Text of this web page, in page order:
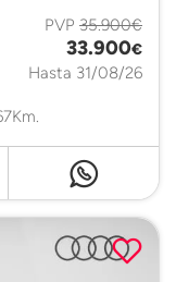
PVP 35.900€
33.900€
Hasta 31/08/26